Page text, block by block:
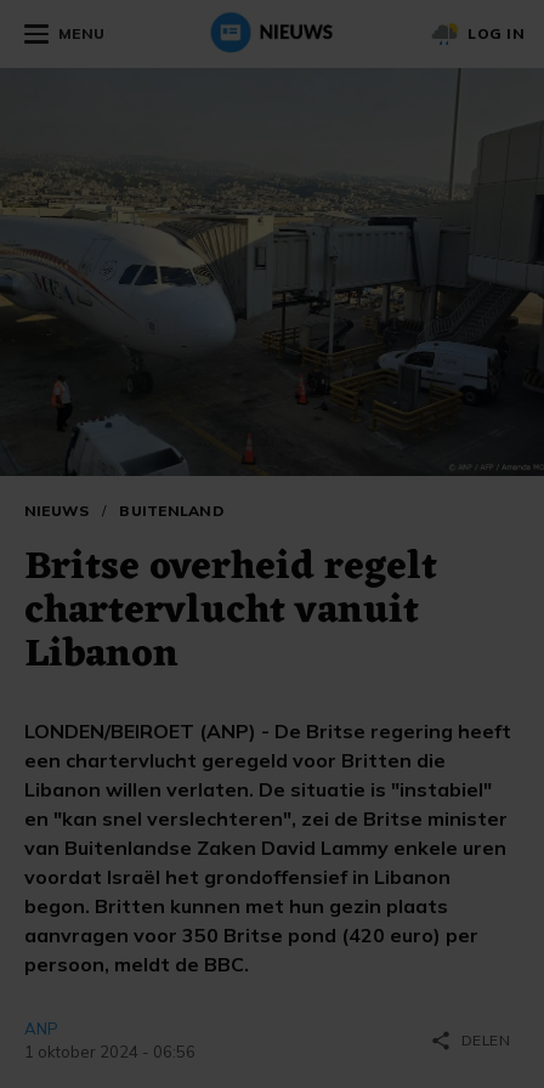
MENU LOG IN
NIEUWS / BUITENLAND
Britse overheid regelt
chartervlucht vanuit
Libanon
LONDEN/BEIROET (ANP) - De Britse regering heeft
een chartervlucht geregeld voor Britten die
Libanon willen verlaten. De situatie is "instabiel"
en "kan snel verslechteren", zei de Britse minister
van Buitenlandse Zaken David Lammy enkele uren
voordat Israël het grondoffensief in Libanon
begon. Britten kunnen met hun gezin plaats
aanvragen voor 350 Britse pond (420 euro) per
persoon, meldt de BBC.
ANP
1 oktober 2024 - 06:56
share DELEN